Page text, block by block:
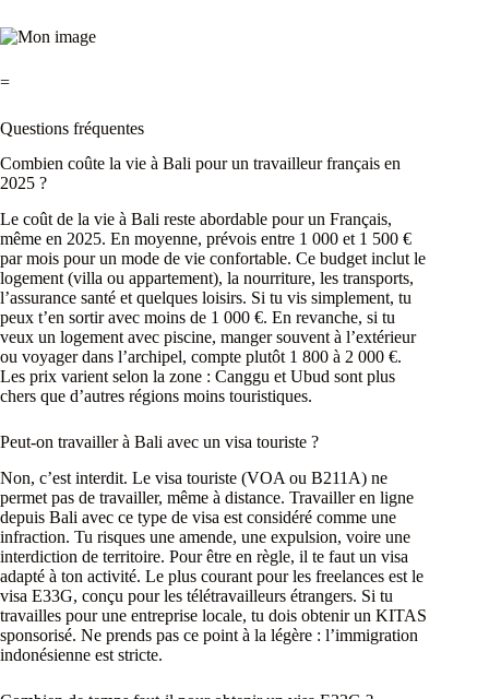
=
Questions fréquentes
Combien coûte la vie à Bali pour un travailleur français en
2025 ?
Le coût de la vie à Bali reste abordable pour un Français,
même en 2025. En moyenne, prévois entre 1 000 et 1 500 €
par mois pour un mode de vie confortable. Ce budget inclut le
logement (villa ou appartement), la nourriture, les transports,
l’assurance santé et quelques loisirs. Si tu vis simplement, tu
peux t’en sortir avec moins de 1 000 €. En revanche, si tu
veux un logement avec piscine, manger souvent à l’extérieur
ou voyager dans l’archipel, compte plutôt 1 800 à 2 000 €.
Les prix varient selon la zone : Canggu et Ubud sont plus
chers que d’autres régions moins touristiques.
Peut-on travailler à Bali avec un visa touriste ?
Non, c’est interdit. Le visa touriste (VOA ou B211A) ne
permet pas de travailler, même à distance. Travailler en ligne
depuis Bali avec ce type de visa est considéré comme une
infraction. Tu risques une amende, une expulsion, voire une
interdiction de territoire. Pour être en règle, il te faut un visa
adapté à ton activité. Le plus courant pour les freelances est le
visa E33G, conçu pour les télétravailleurs étrangers. Si tu
travailles pour une entreprise locale, tu dois obtenir un KITAS
sponsorisé. Ne prends pas ce point à la légère : l’immigration
indonésienne est stricte.